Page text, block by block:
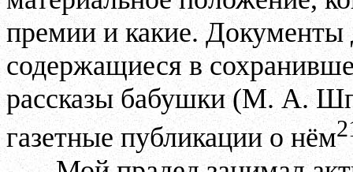
премии и какие. Документы
содержащиеся в
рассказы бабушки (М. А.
газетные публикации о нём